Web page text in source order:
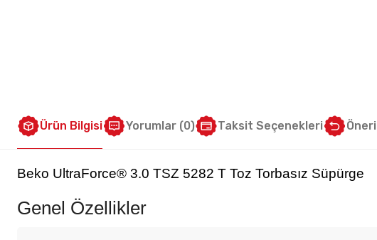
Ürün Bilgisi Yorumlar (0) Taksit Seçenekleri
Beko UltraForce® 3.0 TSZ 5282 T Toz Torbasız Süpürge
Genel Özellikler